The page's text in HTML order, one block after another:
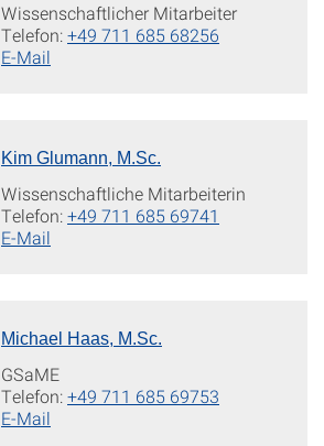
Wissenschaftlicher Mitarbeiter
Telefon:+49 711 685 68256
E-Mail
Kim Glumann, M.Sc.
Wissenschaftliche Mitarbeiterin
Telefon:+49 711 685 69741
E-Mail
Michael Haas, M.Sc.
GSaME
Telefon:+49 711 685 69753
E-Mail